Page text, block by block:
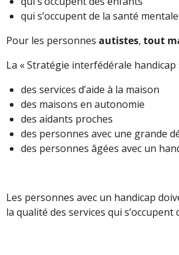
qui s’occupent de la santé mentale.
Pour les personnes autistes, tout
La « Stratégie interfédérale handicap
des services d’aide à la maison
des maisons en autonomie
des aidants proches
des personnes avec une grande
des personnes âgées avec un
Les personnes avec un handicap
la qualité des services qui s’occupent